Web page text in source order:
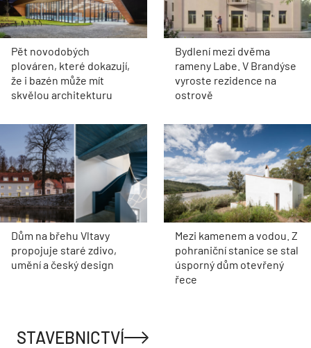
Pět novodobých
plováren, které dokazují,
že i bazén může mít
skvělou architekturu
Bydlení mezi dvěma
rameny Labe. V Brandýse
vyroste rezidence na
ostrově
Dům na břehu Vltavy
propojuje staré zdivo,
umění a český design
Mezi kamenem a vodou. Z
pohraniční stanice se stal
úsporný dům otevřený
řece
STAVEBNICTVÍ